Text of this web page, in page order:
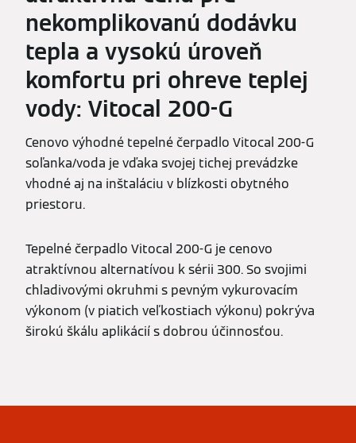
nekomplikovanú dodávku
tepla a vysokú úroveň
komfortu pri ohreve teplej
vody: Vitocal 200-G
Cenovo výhodné tepelné čerpadlo Vitocal 200-G
soľanka/voda je vďaka svojej tichej prevádzke
vhodné aj na inštaláciu v blízkosti obytného
priestoru.
Tepelné čerpadlo Vitocal 200-G je cenovo
atraktívnou alternatívou k sérii 300. So svojimi
chladivovými okruhmi s pevným vykurovacím
výkonom (v piatich veľkostiach výkonu) pokrýva
širokú škálu aplikácií s dobrou účinnosťou.